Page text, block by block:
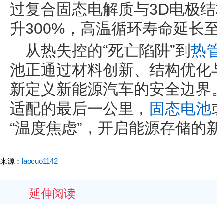
过复合固态电解质与3D电极
升300%，高温循环寿命延长
从热失控的“死亡陷阱”到 热
池正通过材料创新、结构优
新定义新能源汽车的安全边
适配的最后一公里， 固态电池
“温度焦虑”，开启能源存储的
来源： laocuo1142
延伸阅读